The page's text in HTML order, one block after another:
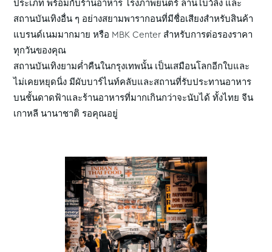
ประเภท พร้อมกับร้านอาหาร โรงภาพยนตร์ ลานโบว์ลิ่ง และ
สถานบันเทิงอื่น ๆ อย่างสยามพารากอนที่มีชื่อเสียงสำหรับสินค้า
แบรนด์เนมมากมาย หรือ MBK Center สำหรับการต่อรองราคา
ทุกวันของคุณ
สถานบันเทิงยามค่ำคืนในกรุงเทพนั้น เป็นเสมือนโลกอีกใบและ
ไม่เคยหยุดนิ่ง มีผับบาร์ไนท์คลับและสถานที่รับประทานอาหาร
บนชั้นดาดฟ้าและร้านอาหารที่มากเกินกว่าจะนับได้ ทั้งไทย จีน
เกาหลี นานาชาติ รอคุณอยู่